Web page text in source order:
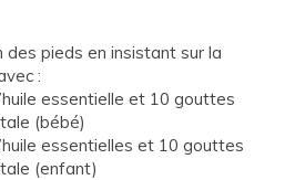
des pieds en insistant sur la
:
essentielle et 10 gouttes
(bébé)
essentielles et 10 gouttes
(enfant)